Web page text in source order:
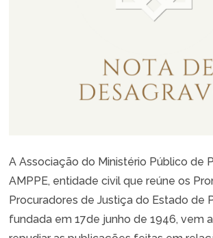
A Associação do Ministério Público de
AMPPE, entidade civil que reúne os
Procuradores de Justiça do Estado de
fundada em 17de junho de 1946, vem